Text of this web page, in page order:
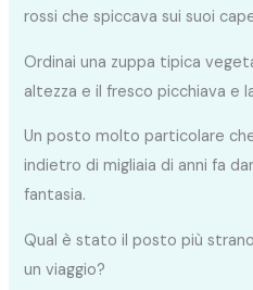
rossi che spiccava sui suoi
Ordinai una zuppa tipica
altezza e il fresco picchiava e
Un posto molto particolare
indietro di migliaia di anni fa
fantasia.
Qual è stato il posto più
un viaggio?